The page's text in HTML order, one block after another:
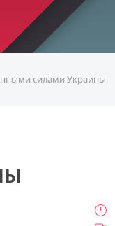
силами Украины